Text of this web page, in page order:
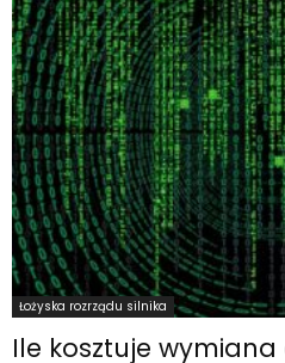
Łożyska rozrządu silnika
Ile kosztuje wymiana